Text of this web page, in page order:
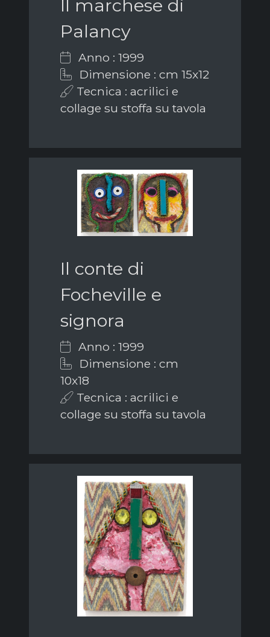
Il marchese di
Palancy
Anno : 1999
Dimensione : cm 15x12
Tecnica : acrilici e
collage su stoffa su tavola
Il conte di
Focheville e
signora
Anno : 1999
Dimensione : cm
10x18
Tecnica : acrilici e
collage su stoffa su tavola